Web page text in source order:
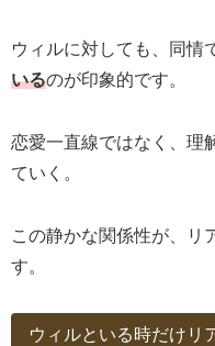
ウィルに対しても、同情
いるのが印象的です。
恋愛一直線ではなく、理
ていく。
この静かな関係性が、リ
す。
ウィルといる時だけリ